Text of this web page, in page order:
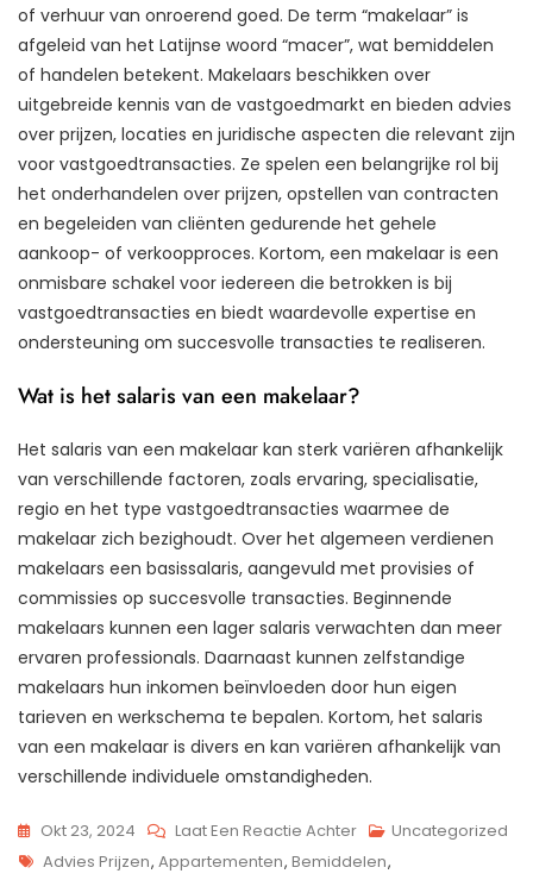
of verhuur van onroerend goed. De term “makelaar” is
afgeleid van het Latijnse woord “macer”, wat bemiddelen
of handelen betekent. Makelaars beschikken over
uitgebreide kennis van de vastgoedmarkt en bieden advies
over prijzen, locaties en juridische aspecten die relevant zijn
voor vastgoedtransacties. Ze spelen een belangrijke rol bij
het onderhandelen over prijzen, opstellen van contracten
en begeleiden van cliënten gedurende het gehele
aankoop- of verkoopproces. Kortom, een makelaar is een
onmisbare schakel voor iedereen die betrokken is bij
vastgoedtransacties en biedt waardevolle expertise en
ondersteuning om succesvolle transacties te realiseren.
Wat is het salaris van een makelaar?
Het salaris van een makelaar kan sterk variëren afhankelijk
van verschillende factoren, zoals ervaring, specialisatie,
regio en het type vastgoedtransacties waarmee de
makelaar zich bezighoudt. Over het algemeen verdienen
makelaars een basissalaris, aangevuld met provisies of
commissies op succesvolle transacties. Beginnende
makelaars kunnen een lager salaris verwachten dan meer
ervaren professionals. Daarnaast kunnen zelfstandige
makelaars hun inkomen beïnvloeden door hun eigen
tarieven en werkschema te bepalen. Kortom, het salaris
van een makelaar is divers en kan variëren afhankelijk van
verschillende individuele omstandigheden.
Okt 23, 2024 Laat Een Reactie AchterOp
De
Uncategorized
Tags
Advies Prijzen, Appartementen, Bemiddelen,